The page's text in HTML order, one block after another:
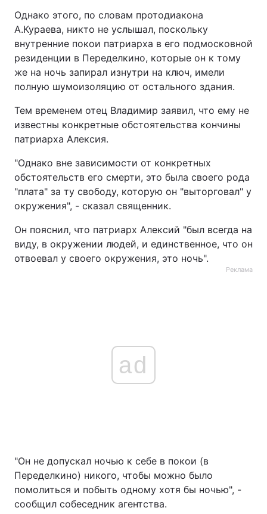
Лонгріди
Відео з Youtube Статті
Інтерв'ю
Архів Вакансії
Контакти
Послуги
Однако этого, по словам протодиакона
А.Кураева, никто не услышал, поскольку
внутренние покои патриарха в его подмосковной
резиденции в Переделкино, которые он к тому
же на ночь запирал изнутри на ключ, имели
полную шумоизоляцию от остального здания.
Тем временем отец Владимир заявил, что ему не
известны конкретные обстоятельства кончины
патриарха Алексия.
"Однако вне зависимости от конкретных
обстоятельств его смерти, это была своего рода
"плата" за ту свободу, которую он "выторговал" у
окружения", - сказал священник.
Он пояснил, что патриарх Алексий "был всегда на
виду, в окружении людей, и единственное, что он
отвоевал у своего окружения, это ночь".
Реклама
ad
"Он не допускал ночью к себе в покои (в
Переделкино) никого, чтобы можно было
помолиться и побыть одному хотя бы ночью", -
сообщил собеседник агентства.